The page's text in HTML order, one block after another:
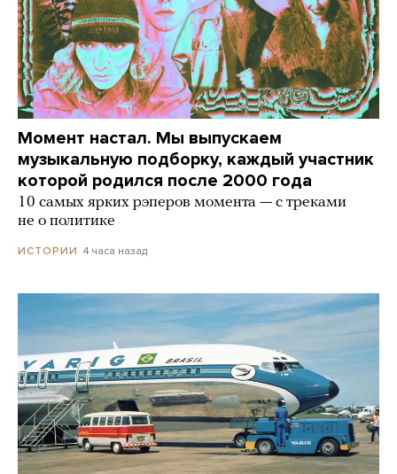
Момент настал. Мы выпускаем
музыкальную подборку, каждый участник
которой родился после 2000 года
10 самых ярких рэперов момента — с треками
не о политике
ИСТОРИИ 4 часа назад